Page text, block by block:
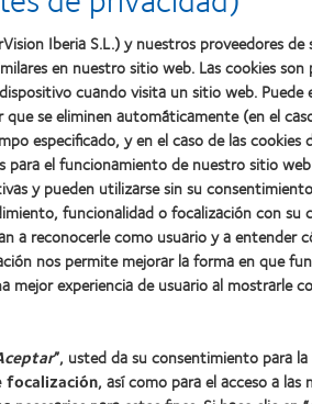
Iberia S.L.) y nuestros proveedores
en nuestro sitio web. Las cookies
cuando visita un sitio web. Puede
se eliminen automáticamente (en el
especificado, y en el caso de las cookies
para el funcionamiento de nuestro sitio
y pueden utilizarse sin su
funcionalidad o focalización con
a reconocerle como usuario y a
nos permite mejorar la forma en que
mejor experiencia de usuario al mostrarle
”, usted da su consentimiento para
focalización, así como para el acceso a las